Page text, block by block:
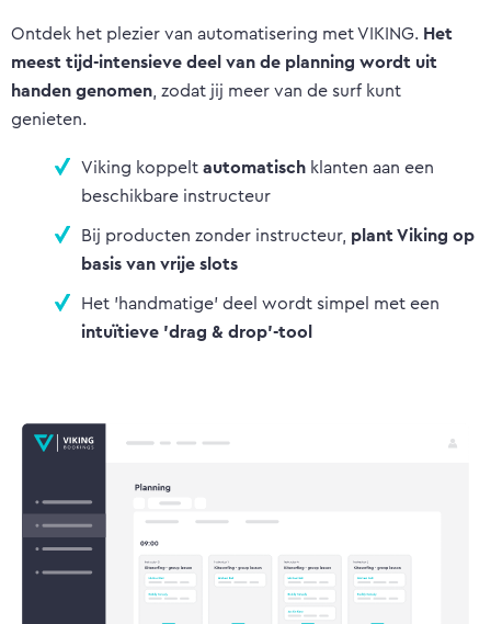
Ontdek het plezier van automatisering met VIKING. Het
meest tijd-intensieve deel van de planning wordt uit
handen genomen, zodat jij meer van de surf kunt
genieten.
Viking koppeltautomatisch klanten aan een
beschikbare instructeur
Bij producten zonder instructeur, plant Viking op
basis van vrije slots
Het 'handmatige' deel wordt simpel met een
intuïtieve 'drag & drop'-tool